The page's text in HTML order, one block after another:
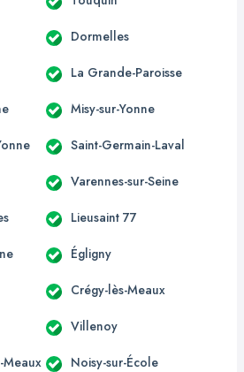
Dormelles
La Grande-Paroisse
Misy-sur-Yonne
Saint-Germain-Laval
Varennes-sur-Seine
Lieusaint 77
Égligny
Crégy-lès-Meaux
Villenoy
Meaux Noisy-sur-École